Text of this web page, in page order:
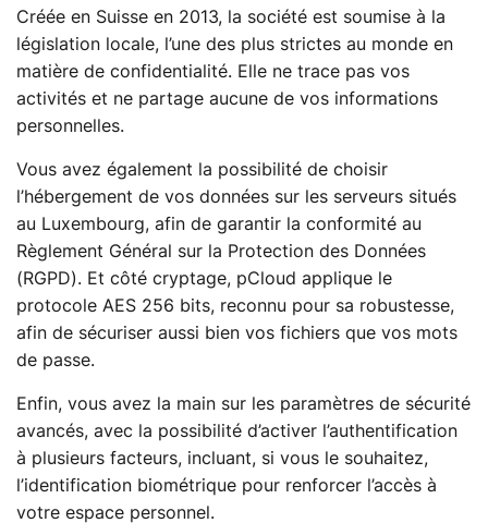
Créée en Suisse en 2013, la société est soumise à la
législation locale, l’une des plus strictes au monde en
matière de confidentialité. Elle ne trace pas vos
activités et ne partage aucune de vos informations
personnelles.
Vous avez également la possibilité de choisir
l’hébergement de vos données sur les serveurs situés
au Luxembourg, afin de garantir la conformité au
Règlement Général sur la Protection des Données
(RGPD). Et côté cryptage, pCloud applique le
protocole AES 256 bits, reconnu pour sa robustesse,
afin de sécuriser aussi bien vos fichiers que vos mots
de passe.
Enfin, vous avez la main sur les paramètres de sécurité
avancés, avec la possibilité d’activer l’authentification
à plusieurs facteurs, incluant, si vous le souhaitez,
l’identification biométrique pour renforcer l’accès à
votre espace personnel.